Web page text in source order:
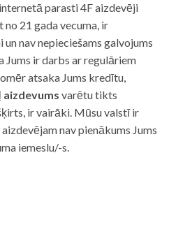
parasti 4F aizdevēji
21 gada vecuma, ir
nav nepieciešams galvojums
Jums ir darbs ar regulāriem
atsaka Jums kredītu,
aizdevums varētu tikts
ir vairāki. Mūsu valstī ir
nav pienākums Jums
iemeslu/-s.